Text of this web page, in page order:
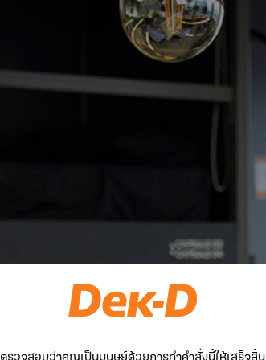
ตรวจสอบว่าคุณเป็นมนุษย์ด้วยการทำคำสั่งนี้ให้เสร็จสิ้น